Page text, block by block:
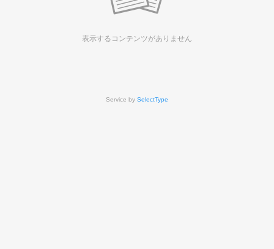
表示するコンテンツがありません
Service by SelectType